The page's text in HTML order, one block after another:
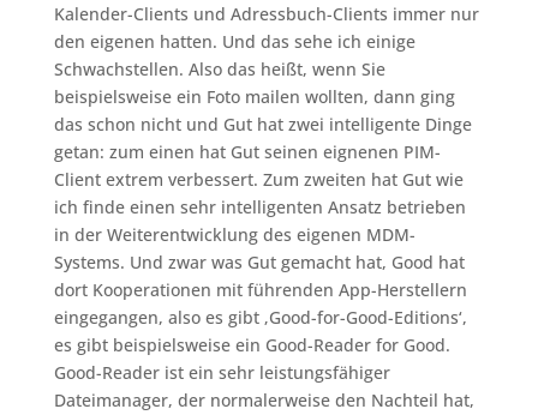
Kalender-Clients und Adressbuch-Clients immer nur
den eigenen hatten. Und das sehe ich einige
Schwachstellen. Also das heißt, wenn Sie
beispielsweise ein Foto mailen wollten, dann ging
das schon nicht und Gut hat zwei intelligente Dinge
getan: zum einen hat Gut seinen eignenen PIM-
Client extrem verbessert. Zum zweiten hat Gut wie
ich finde einen sehr intelligenten Ansatz betrieben
in der Weiterentwicklung des eigenen MDM-
Systems. Und zwar was Gut gemacht hat, Good hat
dort Kooperationen mit führenden App-Herstellern
eingegangen, also es gibt ‚Good-for-Good-Editions‘,
es gibt beispielsweise ein Good-Reader for Good.
Good-Reader ist ein sehr leistungsfähiger
Dateimanager, der normalerweise den Nachteil hat,